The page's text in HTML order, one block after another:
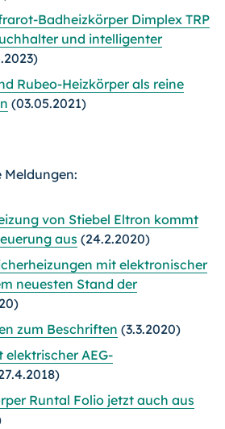
Badheizkörper Dimplex TRP
und intelligenter
Rubeo-Heizkörper als reine
(03.05.2021)
von Stiebel Eltron kommt
aus (24.2.2020)
mit elektronischer
neuesten Stand der
zum Beschriften (3.3.2020)
elektrischer AEG-
Runtal Folio jetzt auch aus